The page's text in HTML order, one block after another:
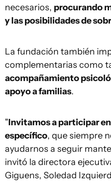
necesarios, procurando
y las posibilidades de
La fundación también
complementarias como
acompañamiento
apoyo a familias.
"Invitamos a participar
específico, que siempre
ayudarnos a seguir
invitó la directora
Giguens, Soledad